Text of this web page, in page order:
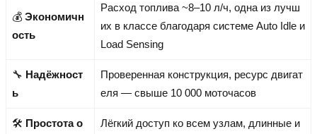
💰 Экономичн
ость
Расход топлива ~8–10 л/ч, одна из лучш
их в классе благодаря системе Auto Idle и
Load Sensing
🔧 Надёжност
ь
Проверенная конструкция, ресурс двигат
еля — свыше 10 000 моточасов
🛠️ Простота о
Лёгкий доступ ко всем узлам, длинные и